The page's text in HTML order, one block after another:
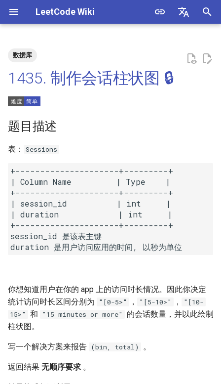
LeetCode Wiki
在
始
化
搜
擎
9. 用两个栈实现队列
10.1. 斐波那契数列
10.2. 青蛙跳台阶问题
12. 矩阵中的路径
13. 机器人的运动范围
14.1. 剪绳子
15. 二进制中 1 的个数
数
4. 只出现一次的数字
5. 单词长度的最大乘积
6. 排序数组中两个数字之和
7. 数组中和为 0 的三个数
8. 和大于等于 target 的最短子
9. 乘积小于 K 的子数组
10. 和为 k 的子数组
11. 和 1 个数相同的子数组
13. 二维子矩阵的和
1.6. 字符串压缩
1.7. 旋转矩阵
1.8. 零矩阵
2.1. 移除重复节点
2.2. 返回倒数第 k 个节点
2.3. 删除中间节点
2.5. 链表求和
数据库
1435. 制作会话柱状图 🔒
题目描述
表： Sessions
+---------------------+---------+
| Column Name         | Type    |
+---------------------+---------+
| session_id          | int     |
| duration            | int     |
+---------------------+---------+
session_id 是该表主键
你想知道用户在你的 app 上的访问时长情况。因此你决定
统计访问时长区间分别为
"[0-5>" ， "[5-10>" ，
"[10-
15>"
和 "15 minutes or more"
的会话数量，并以此绘制
柱状图。
写一个解决方案来报告 (bin, total) 。
返回结果 无顺序要求 。